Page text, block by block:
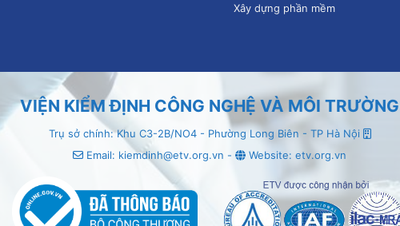
Xây dựng phần mềm
VIỆN KIỂM ĐỊNH CÔNG NGHỆ VÀ MÔI TRƯỜNG
Trụ sở chính: Khu C3-2B/NO4 - Phường Long Biên - TP Hà Nội
Email: kiemdinh@etv.org.vn -
Website: etv.org.vn